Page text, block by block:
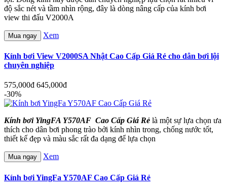
độ sắc nét và tầm nhìn rộng, đây là dòng nâng cấp của kính bơi
view thi đấu V2000A
Mua ngay Xem
Kính bơi View V2000SA Nhật Cao Cấp Giá Rẻ cho dân bơi lội
chuyên nghiệp
575,000đ 645,000đ
-30%
Kính bơi YingFA Y570AF Cao Cấp Giá Rẻ là một sự lựa chọn ưa
thích cho dân bơi phong trào bởi kính nhìn trong, chống nước tốt,
thiết kế đẹp và màu sắc rất đa dạng để lựa chọn
Mua ngay Xem
Kính bơi YingFa Y570AF Cao Cấp Giá Rẻ